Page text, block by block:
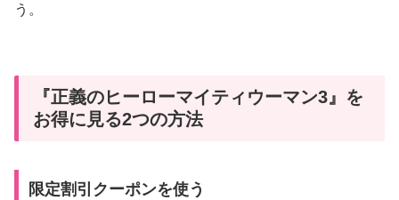
う。
『正義のヒーローマイティウーマン3』を
お得に見る2つの方法
限定割引クーポンを使う